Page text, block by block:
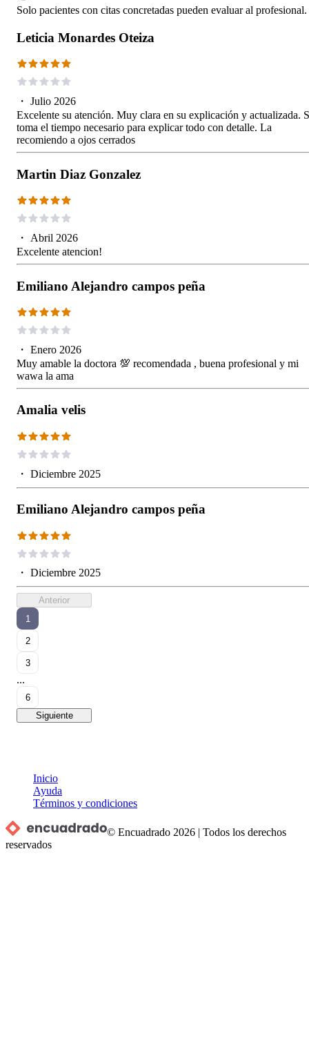
Solo pacientes con citas concretadas pueden evaluar al profesional.
Leticia Monardes Oteiza
・ Julio 2026
Excelente su atención. Muy clara en su explicación y actualizada.
toma el tiempo necesario para explicar todo con detalle. La
recomiendo a ojos cerrados
Martin Diaz Gonzalez
・ Abril 2026
Excelente atencion!
Emiliano Alejandro campos peña
・ Enero 2026
Muy amable la doctora 💯 recomendada , buena profesional y mi
wawa la ama
Amalia velis
・ Diciembre 2025
Emiliano Alejandro campos peña
・ Diciembre 2025
Anterior
1
2
3
...
6
Siguiente
Inicio
Ayuda
Términos y condiciones
© Encuadrado 2026 |Todos los derechos
reservados